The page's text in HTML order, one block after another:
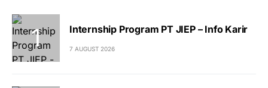
Internship Program PT JIEP – Info Karir
7 AUGUST 2026